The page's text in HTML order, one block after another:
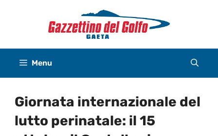
Menu
Giornata internazionale del
lutto perinatale: il 15